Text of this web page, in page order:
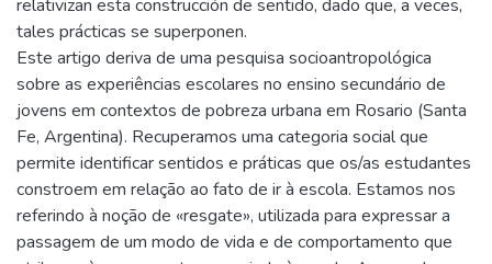
relativizan esta construcción de sentido, dado que, a veces,
tales prácticas se superponen.
Este artigo deriva de uma pesquisa socioantropológica
sobre as experiências escolares no ensino secundário de
jovens em contextos de pobreza urbana em Rosario (Santa
Fe, Argentina). Recuperamos uma categoria social que
permite identificar sentidos e práticas que os/as estudantes
constroem em relação ao fato de ir à escola. Estamos nos
referindo à noção de «resgate», utilizada para expressar a
passagem de um modo de vida e de comportamento que